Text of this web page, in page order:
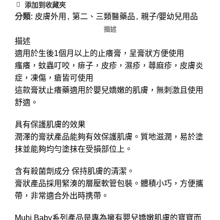
添加到收藏夾
分類: 皮膚外用 , 第二、三類醫藥品 , 親子/嬰幼兒用品
描述
描述
適用於生後1個月以上的止癢膏，呈膏狀方便使用
瘙癢，蚊蟲叮咬，痱子，皮疹，濕疹，蕁麻疹，皮膚炎
症，凍傷，瘡皆可使用
這款膏狀止癢藥適用於嬰兒嬌嫩的肌膚，無刺激且使用
舒適。
具有保護肌膚的效果
潤澤的膏狀產品能夠有效保護肌膚。質地滋潤，易於塗
抹並能夠均勻塗抹在受損部位上。
含有殺菌劑成分 保持肌膚的清潔。
膏狀產品採用緊湊的層壓軟管包裝。體積小巧，方便攜
帶，非常適合外出時携帶。
Muhi Baby系列產品是專為擁有嬰兒嬌嫩肌膚的寶寶而